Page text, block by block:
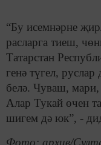
“Бу исемнәрне
расларга тиеш,
Татарстан
генә түгел,
белә. Чуваш,
Алар Тукай өчен
шигем дә юк”, -
Фото: архив/